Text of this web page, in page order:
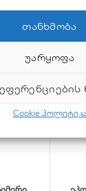
ᲗᲐᲜᲮᲛᲝᲑᲐ
ᲣᲐᲠᲧᲝᲤᲐ
Cookie პოლიტიკა